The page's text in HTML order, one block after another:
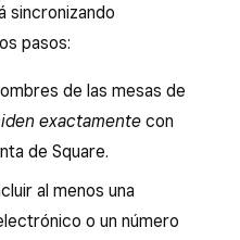
sincronizando
pasos:
de las mesas de
exactamente con
de Square.
al menos una
o un número